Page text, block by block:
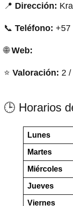
📍 Dirección:
📞 Teléfono: +57
🌐Web:
⭐ Valoración: 2 /
🕒 Horarios
Lunes
Martes
Miércoles
Jueves
Viernes